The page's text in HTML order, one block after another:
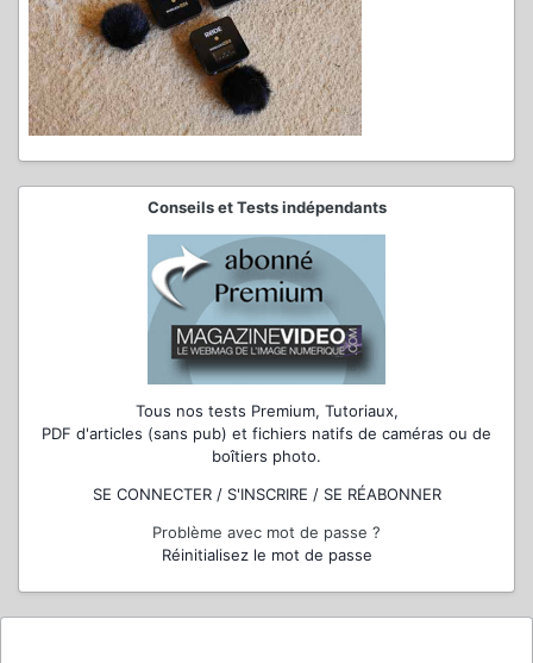
Conseils et Tests indépendants
Tous nos tests Premium, Tutoriaux,
PDF d'articles (sans pub) et fichiers natifs de caméras ou de
boîtiers photo.
SE CONNECTER / S'INSCRIRE / SE RÉABONNER
Problème avec mot de passe ?
Réinitialisez le mot de passe